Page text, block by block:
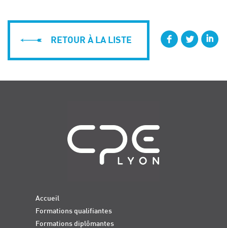
RETOUR À LA LISTE
Accueil
Formations qualifiantes
Formations diplômantes